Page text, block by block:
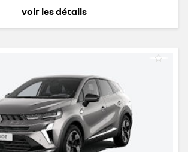
voir les détails